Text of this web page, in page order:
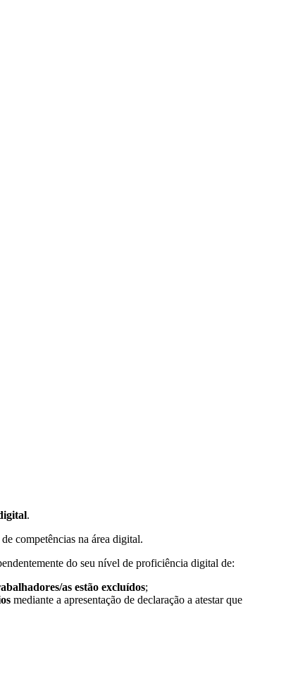
.
competências na área digital.
do seu nível de proficiência digital de:
as estão excluídos;
mediante a apresentação de declaração a atestar que